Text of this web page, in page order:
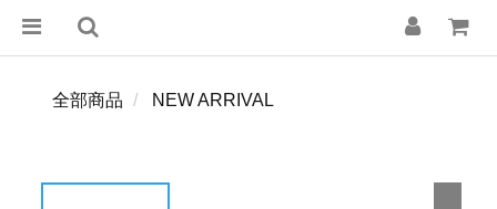
全部商品 NEW ARRIVAL